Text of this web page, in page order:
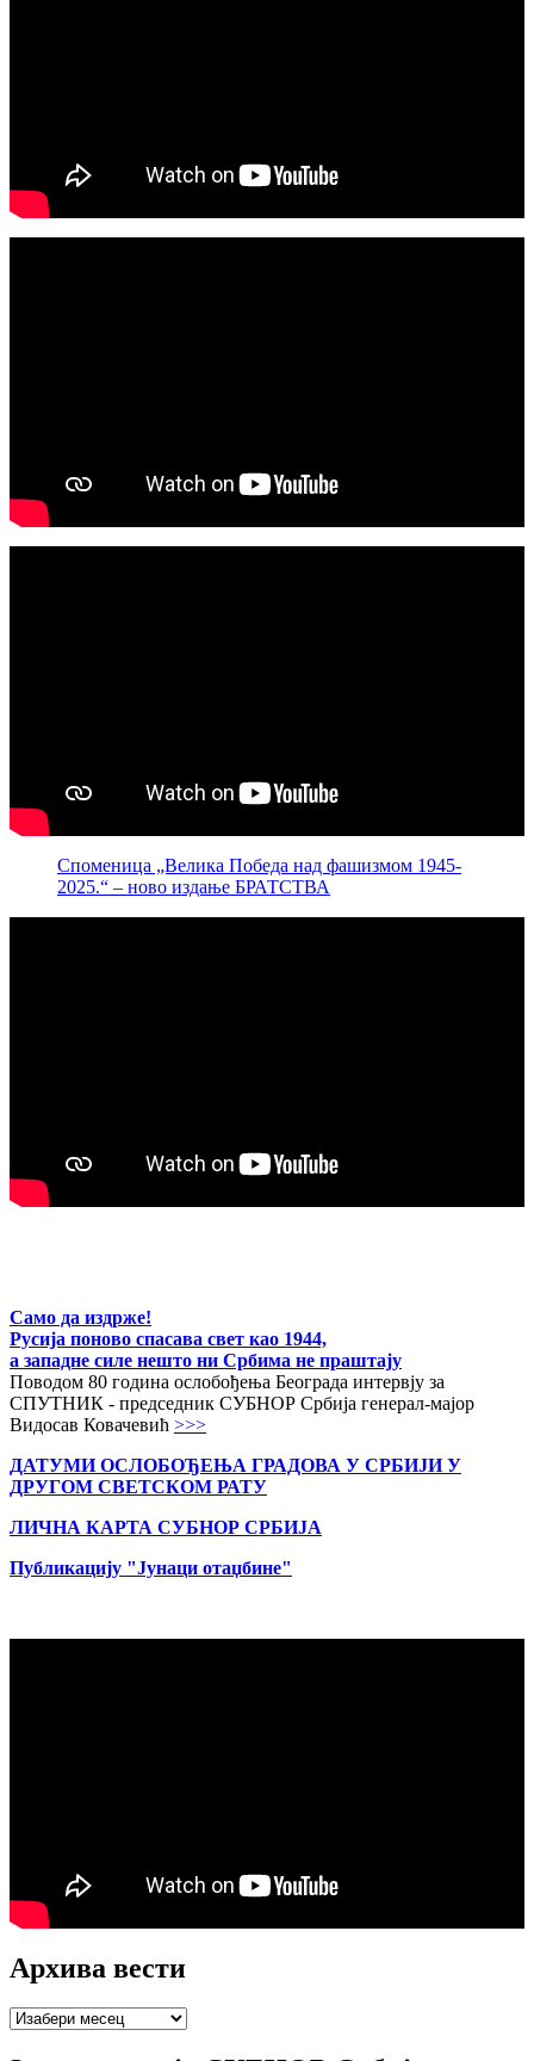
Споменица „Велика Победа над фашизмом 1945-
2025.“ – ново издање БРАТСТВА
Само да издрже!
Русија поново спасава свет као 1944,
а западне силе нешто ни Србима не праштају
Поводом 80 година ослобођења Београда интервју за
СПУТНИК - председник СУБНОР Србија генерал-мајор
Видосав Ковачевић >>>
ДАТУМИ ОСЛОБОЂЕЊА ГРАДОВА У СРБИЈИ У
ДРУГОМ СВЕТСКОМ РАТУ
ЛИЧНА КАРТА СУБНОР СРБИЈА
Публикацију "Јунаци отаџбине"
Архива вести
Архива